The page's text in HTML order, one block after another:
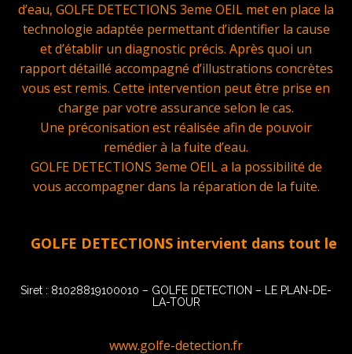
d’eau, GOLFE DETECTIONS 3eme OEIL met en place la
technologie adaptée permettant d’identifier la cause
et d’établir un diagnostic précis. Après quoi un
rapport détaillé accompagné d’illustrations concrètes
vous est remis. Cette intervention peut être prise en
charge par votre assurance selon le cas.
Une préconisation est réalisée afin de pouvoir
remédier à la fuite d’eau.
GOLFE DETECTIONS 3eme OEIL a la possibilité de
vous accompagner dans la réparation de la fuite.
GOLFE DETECTIONS intervient dans tout le
Siret : 81028819100010 – GOLFE DETECTION – LE PLAN-DE-
LA-TOUR
www.golfe-detection.fr